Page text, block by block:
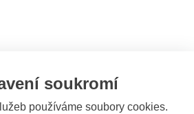
soukromí
používáme soubory cookies.
přiobjednat adaptér dle